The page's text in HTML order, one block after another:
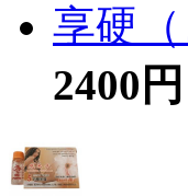
享硬（
2400円